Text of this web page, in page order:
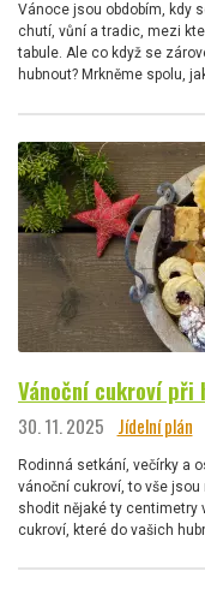
Vánoce jsou obdobím, kdy
chutí, vůní a tradic, mezi
tabule. Ale co když se
hubnout? Mrkněme spolu,
Vánoční cukroví
30. 11. 2025 Jídelní plán
Rodinná setkání, večírky a
vánoční cukroví, to vše
shodit nějaké ty centimetry
cukroví, které do vašich